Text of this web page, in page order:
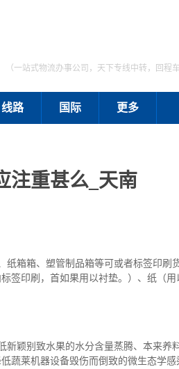
（一站式物流办事公司，天下专线中转，回程
线路 国际 更多
注重甚么_天南
纸箱箱、塑管制品箱等可或者标签印
签印刷，首如果用以衬垫。）、纸（
新颖别致水果的水分含量蒸腾、本来
蔬莱机器设备毁伤而倒致的微生态学